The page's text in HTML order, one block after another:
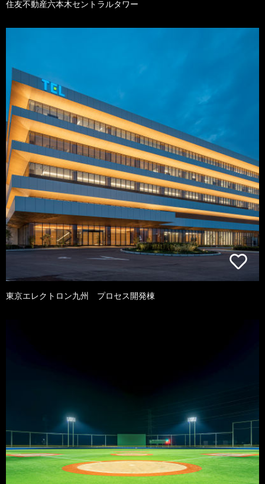
住友不動産六本木セントラルタワー
東京エレクトロン九州 プロセス開発棟